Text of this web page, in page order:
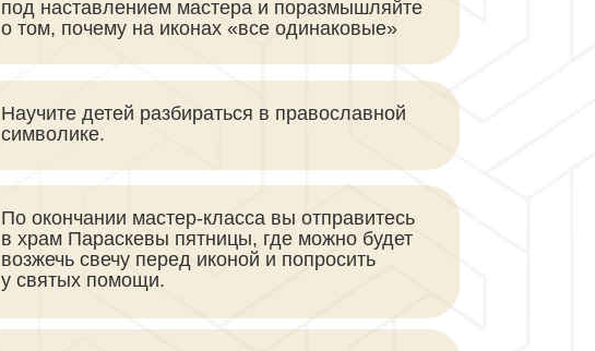
По окончании мастер-класса вы отправитесь
в храм Параскевы пятницы, где можно будет
возжечь свечу перед иконой и попросить
у святых помощи.
под наставлением мастера и поразмышляйте
о том, почему на иконах «все одинаковые»
Научите детей разбираться в православной
символике.